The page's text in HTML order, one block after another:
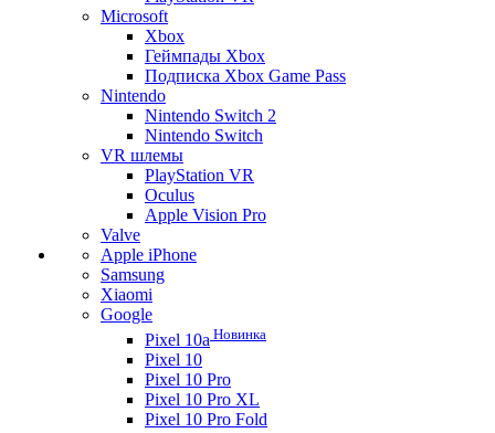
Microsoft
Xbox
Геймпады Xbox
Подписка Xbox Game Pass
Nintendo
Nintendo Switch 2
Nintendo Switch
VR шлемы
PlayStation VR
Oculus
Apple Vision Pro
Valve
Apple iPhone
Samsung
Xiaomi
Google
Pixel 10a Новинка
Pixel 10
Pixel 10 Pro
Pixel 10 Pro XL
Pixel 10 Pro Fold